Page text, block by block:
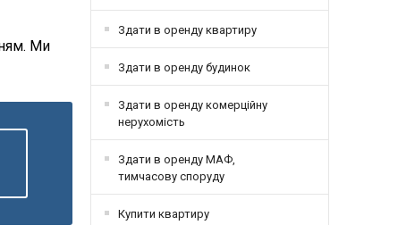
Ми
Здати в оренду квартиру
Здати в оренду будинок
Здати в оренду комерційну
нерухомість
Здати в оренду МАФ,
тимчасову споруду
Купити квартиру